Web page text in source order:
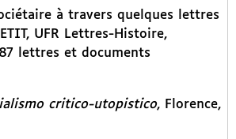
à travers quelques lettres
UFR Lettres-Histoire,
lettres et documents
critico-utopistico, Florence,